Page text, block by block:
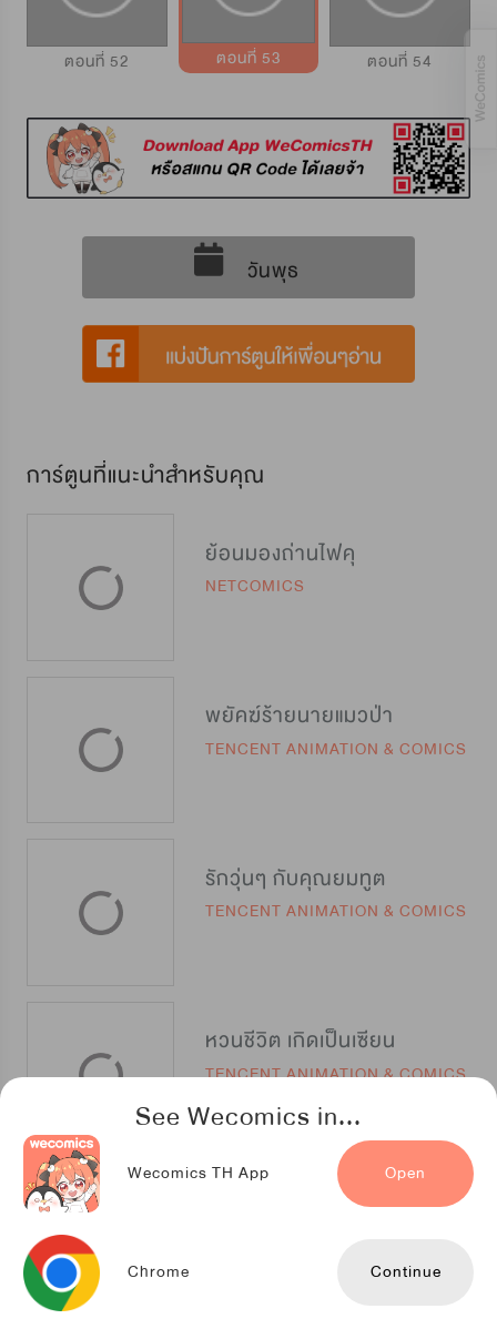
See Wecomics in...
Wecomics TH App Open
Chrome Continue
ตอนที่ 52 ตอนที่ 53 ตอนที่ 54
วันพุธ
การ์ตูนที่แนะนำสำหรับคุณ
ย้อนมองถ่านไฟคุ
NETCOMICS
พยัคฆ์ร้ายนายแมวป่า
TENCENT ANIMATION & COMICS
รักวุ่นๆ กับคุณยมทูต
TENCENT ANIMATION & COMICS
หวนชีวิต เกิดเป็นเซียน
TENCENT ANIMATION & COMICS
Cerulean: Top Secret Project